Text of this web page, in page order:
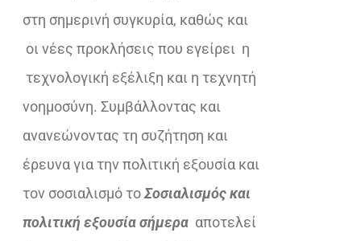
στη σημερινή συγκυρία, καθώς και
οι νέες προκλήσεις που εγείρει η
τεχνολογική εξέλιξη και η τεχνητή
νοημοσύνη. Συμβάλλοντας και
ανανεώνοντας τη συζήτηση και
έρευνα για την πολιτική εξουσία και
τον σοσιαλισμό τοΣοσιαλισμός και
πολιτική εξουσία σήμερα αποτελεί